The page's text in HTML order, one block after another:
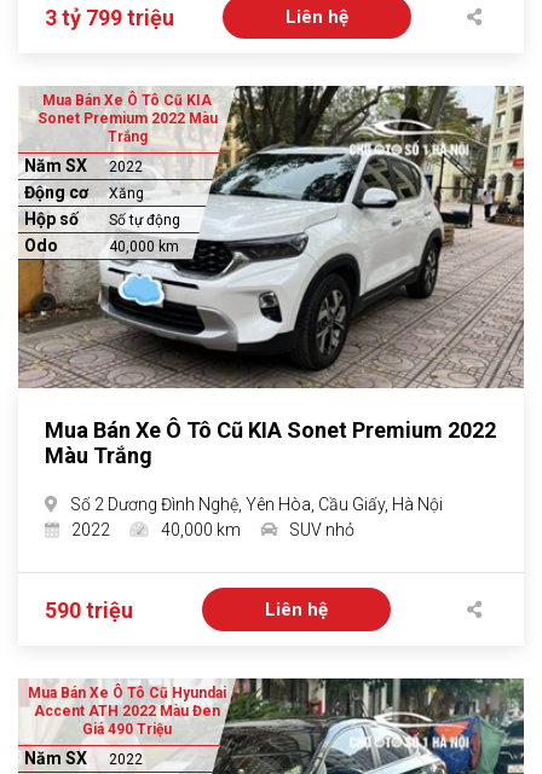
3 tỷ 799 triệu Liên hệ
Mua Bán Xe Ô Tô Cũ KIA
Sonet Premium 2022 Màu
Trắng
Năm SX 2022
Động cơ Xăng
Hộp số Số tự động
Odo 40,000 km
Mua Bán Xe Ô Tô Cũ KIA Sonet Premium 2022
Màu Trắng
Số 2 Dương Đình Nghệ, Yên Hòa, Cầu Giấy, Hà Nội
2022
40,000 km SUV nhỏ
590 triệu Liên hệ
Mua Bán Xe Ô Tô Cũ Hyundai
Accent ATH 2022 Màu Đen
Giá 490 Triệu
Năm SX 2022